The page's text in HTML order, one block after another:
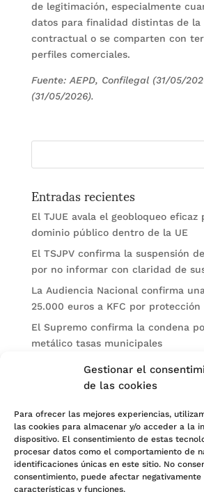
Gestionar el
de las cookies
Para ofrecer las mejores experiencias,
las cookies para almacenar y/o acceder a la
dispositivo. El consentimiento de estas
procesar datos como el comportamiento de
identificaciones únicas en este sitio. No
consentimiento, puede afectar
características y funciones.
de legitimación, especialmente
datos para finalidad distintas de
contractual o se comparten con
perfiles comerciales.
Fuente: AEPD, Confilegal (31/05/
(31/05/2026).
Entradas recientes
El TJUE avala el geobloqueo eficaz
dominio público dentro de la UE
El TSJPV confirma la suspensión
por no informar con claridad de
La Audiencia Nacional confirma
25.000 euros a KFC por protección
El Supremo confirma la condena
metálico tasas municipales
El Supremo cambia la
seguros marítimos en el caso Txori
Categorías
Actualidad
Noticias Jurídicas
Subastas